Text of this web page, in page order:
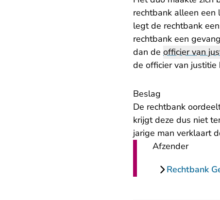
rechtbank alleen
legt de rechtbank
rechtbank een
dan de officier van
de officier van
Beslag
De rechtbank
krijgt deze dus niet
jarige man verklaart
Afzender
Rechtbank